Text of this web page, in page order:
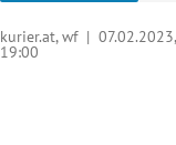
kurier.at, wf |
19:00